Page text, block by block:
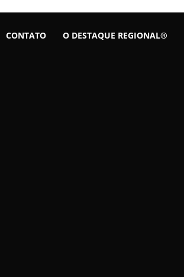
CONTATO O DESTAQUE REGIONAL®